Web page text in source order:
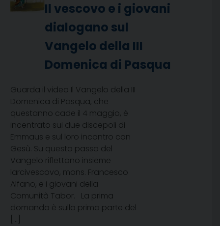
Il vescovo e i giovani
dialogano sul
Vangelo della III
Domenica di Pasqua
Guarda il video Il Vangelo della III
Domenica di Pasqua, che
questanno cade il 4 maggio, è
incentrato sui due discepoli di
Emmaus e sul loro incontro con
Gesù. Su questo passo del
Vangelo riflettono insieme
larcivescovo, mons. Francesco
Alfano, e i giovani della
Comunità Tabor. La prima
domanda è sulla prima parte del
[…]